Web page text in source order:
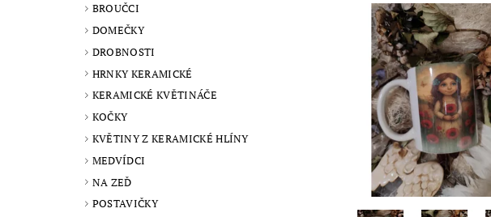
OCHRANA OSOBNÍCH ÚDAJŮ PODMÍNKY OCHRANY OSOBNÍCH ÚDAJŮ
BROUČCI
DOMEČKY
DROBNOSTI
HRNKY KERAMICKÉ
KERAMICKÉ KVĚTINÁČE
KOČKY
KVĚTINY Z KERAMICKÉ HLÍNY
MEDVÍDCI
NA ZEĎ
POSTAVIČKY